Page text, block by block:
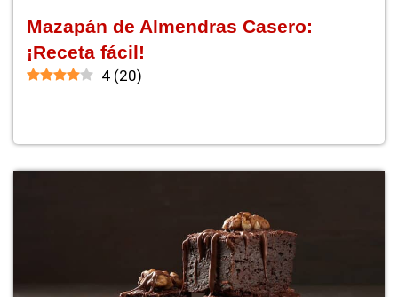
Mazapán de Almendras Casero:
¡Receta fácil!
4 (20)